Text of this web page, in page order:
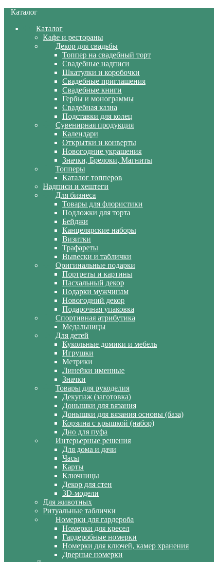
Каталог
Каталог
Кафе и рестораны
Декор для свадьбы
Топпер на свадебный торт
Свадебные надписи
Шкатулки и коробочки
Свадебные приглашения
Свадебные книги
Гербы и монограммы
Свадебная казна
Подставки для колец
Сувенирная продукция
Календари
Открытки и конверты
Новогодние украшения
Значки, Брелоки, Магниты
Топперы
Каталог топперов
Надписи и хештеги
Для бизнеса
Товары для флористики
Подложки для торта
Бейджи
Канцелярские наборы
Визитки
Трафареты
Вывески и таблички
Оригинальные подарки
Портреты и картины
Пасхальный декор
Подарки мужчинам
Новогодний декор
Подарочная упаковка
Спортивная атрибутика
Медальницы
Для детей
Кукольные домики и мебель
Игрушки
Метрики
Линейки именные
Значки
Товары для рукоделия
Декупаж (заготовка)
Донышки для вязания
Донышки для вязания основы (база)
Корзина с крышкой (набор)
Дно для пуфа
Интерьерные решения
Для дома и дачи
Часы
Карты
Ключницы
Декор для стен
3D-модели
Для животных
Ритуальные таблички
Номерки для гардероба
Номерки для кресел
Гардеробные номерки
Номерки для ключей, камер хранения
Дверные номерки